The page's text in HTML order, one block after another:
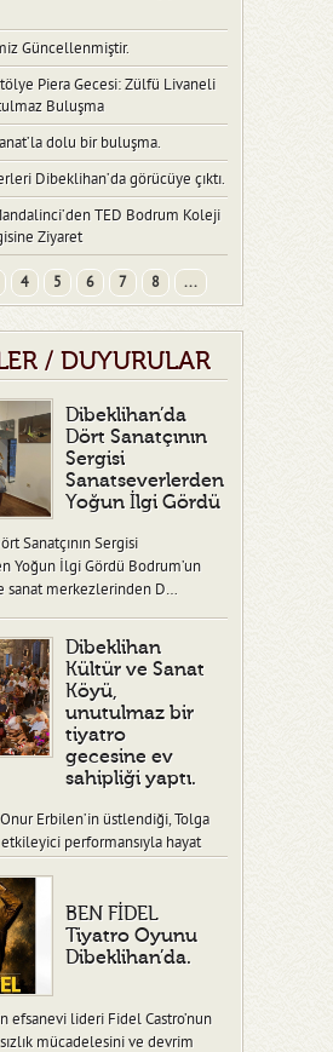
Güncellenmiştir.
Piera Gecesi: Zülfü Livaneli
Buluşma
dolu bir buluşma.
Dibeklihan’da görücüye çıktı.
TED Bodrum Koleji
Ziyaret
4 5 6 7 8 ...
/ DUYURULAR
Dibeklihan’da
Dört Sanatçının
Sergisi
Sanatseverlerden
Yoğun İlgi Gördü
Sanatçının Sergisi
Yoğun İlgi Gördü Bodrum’un
sanat merkezlerinden D…
Dibeklihan
Kültür ve Sanat
Köyü,
unutulmaz bir
tiyatro
gecesine ev
sahipliği yaptı.
Erbilen’in üstlendiği, Tolga
etkileyici performansıyla hayat
BEN FİDEL
Tiyatro Oyunu
Dibeklihan’da.
efsanevi lideri Fidel Castro’nun
mücadelesini ve devrim